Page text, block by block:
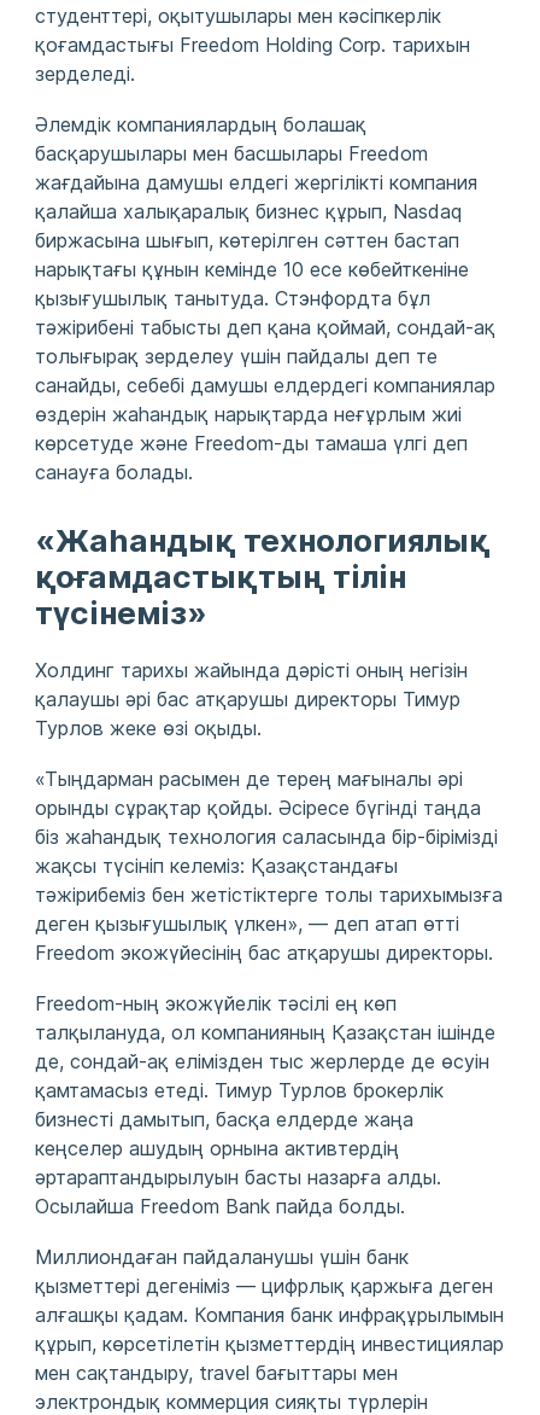
студенттері, оқытушылары мен кәсіпкерлік
қоғамдастығы Freedom Holding Corp. тарихын
зерделеді.
Әлемдік компаниялардың болашақ
басқарушылары мен басшылары Freedom
жағдайына дамушы елдегі жергілікті компания
қалайша халықаралық бизнес құрып, Nasdaq
биржасына шығып, көтерілген сәттен бастап
нарықтағы құнын кемінде 10 есе көбейткеніне
қызығушылық танытуда. Стэнфордта бұл
тәжірибені табысты деп қана қоймай, сондай-ақ
толығырақ зерделеу үшін пайдалы деп те
санайды, себебі дамушы елдердегі компаниялар
өздерін жаһандық нарықтарда неғұрлым жиі
көрсетуде және Freedom-ды тамаша үлгі деп
санауға болады.
«Жаһандық технологиялық
қоғамдастықтың тілін
түсінеміз»
Холдинг тарихы жайында дәрісті оның негізін
қалаушы әрі бас атқарушы директоры Тимур
Турлов жеке өзі оқыды.
«Тыңдарман расымен де терең мағыналы әрі
орынды сұрақтар қойды. Әсіресе бүгінді таңда
біз жаһандық технология саласында бір-бірімізді
жақсы түсініп келеміз: Қазақстандағы
тәжірибеміз бен жетістіктерге толы тарихымызға
деген қызығушылық үлкен», — деп атап өтті
Freedom экожүйесінің бас атқарушы директоры.
Freedom-ның экожүйелік тәсілі ең көп
талқылануда, ол компанияның Қазақстан ішінде
де, сондай-ақ елімізден тыс жерлерде де өсуін
қамтамасыз етеді. Тимур Турлов брокерлік
бизнесті дамытып, басқа елдерде жаңа
кеңселер ашудың орнына активтердің
әртараптандырылуын басты назарға алды.
Осылайша Freedom Bank пайда болды.
Миллиондаған пайдаланушы үшін банк
қызметтері дегеніміз — цифрлық қаржыға деген
алғашқы қадам. Компания банк инфрақұрылымын
құрып, көрсетілетін қызметтердің инвестициялар
мен сақтандыру, travel бағыттары мен
электрондық коммерция сияқты түрлерін